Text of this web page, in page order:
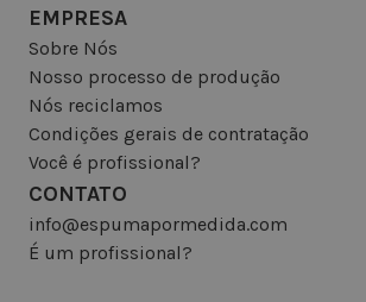
EMPRESA
Sobre Nós
Nosso processo de produção
Nós reciclamos
Condições gerais de contratação
Você é profissional?
CONTATO
info@espumapormedida.com
É um profissional?